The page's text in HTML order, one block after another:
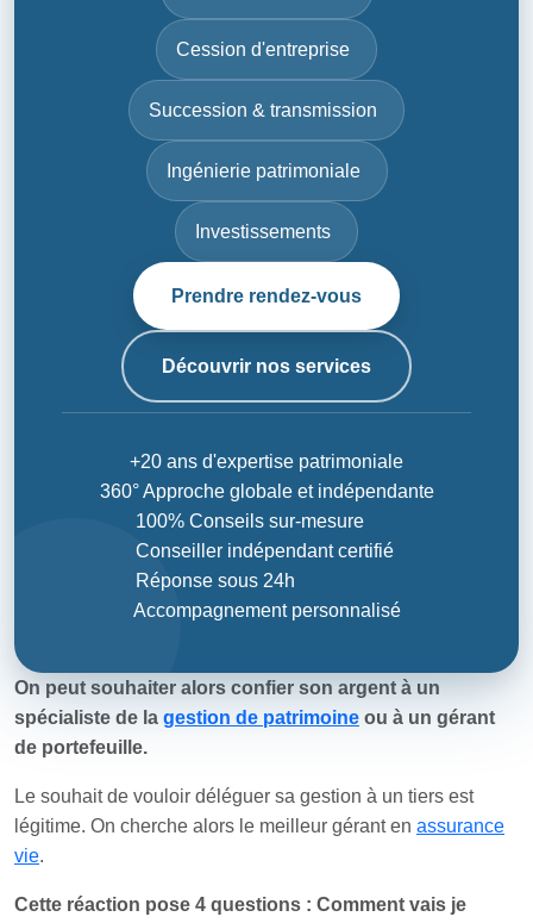
Cession d'entreprise
Succession & transmission
Ingénierie patrimoniale
Investissements
Prendre rendez-vous
Découvrir nos services
+20 ans d'expertise patrimoniale
360° Approche globale et indépendante
100% Conseils sur-mesure
Conseiller indépendant certifié
Réponse sous 24h
Accompagnement personnalisé
On peut souhaiter alors confier son argent à un
spécialiste de la gestion de patrimoine ou à un gérant
de portefeuille.
Le souhait de vouloir déléguer sa gestion à un tiers est
légitime. On cherche alors le meilleur gérant en assurance
vie.
Cette réaction pose 4 questions : Comment vais je